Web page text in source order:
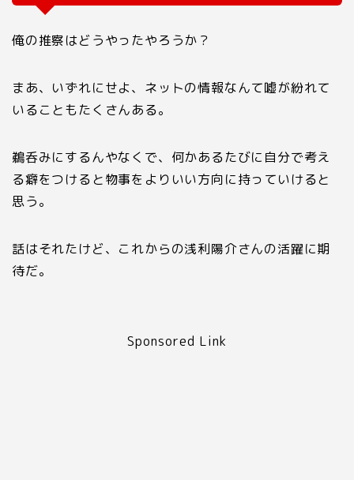
俺の推察はどうやったやろうか？
まあ、いずれにせよ、ネットの情報なんて嘘が紛れて
いることもたくさんある。
鵜呑みにするんやなくで、何かあるたびに自分で考え
る癖をつけると物事をよりいい方向に持っていけると
思う。
話はそれたけど、これからの浅利陽介さんの活躍に期
待だ。
Sponsored Link